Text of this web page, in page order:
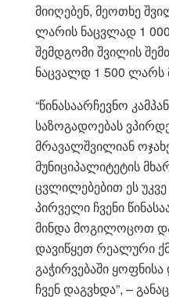
მიიღებენ, მეოთხე
ლარის ნაცვლად 1
შემდგომი შვილის
ნაცვალდ 1 500 ლარს
“წინასაარჩევნო
საზოგადოებას
მრავალშვილიან
მუნიციპალიტეტის
ცვლილებებით ეს
პირველი ჩვენი
მინდა მოგილოცოთ
დავიწყეთ რეალური
გაჭირვებაში
ჩვენ დაგვხდა”, –